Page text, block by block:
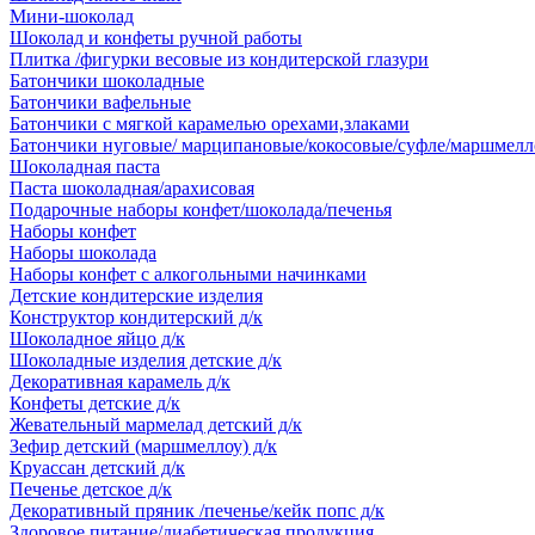
Мини-шоколад
Шоколад и конфеты ручной работы
Плитка /фигурки весовые из кондитерской глазури
Батончики шоколадные
Батончики вафельные
Батончики с мягкой карамелью орехами,злаками
Батончики нуговые/ марципановые/кокосовые/суфле/
Шоколадная паста
Паста шоколадная/арахисовая
Подарочные наборы конфет/шоколада/печенья
Наборы конфет
Наборы шоколада
Наборы конфет с алкогольными начинками
Детские кондитерские изделия
Конструктор кондитерский д/к
Шоколадное яйцо д/к
Шоколадные изделия детские д/к
Декоративная карамель д/к
Конфеты детские д/к
Жевательный мармелад детский д/к
Зефир детский (маршмеллоу) д/к
Круассан детский д/к
Печенье детское д/к
Декоративный пряник /печенье/кейк попс д/к